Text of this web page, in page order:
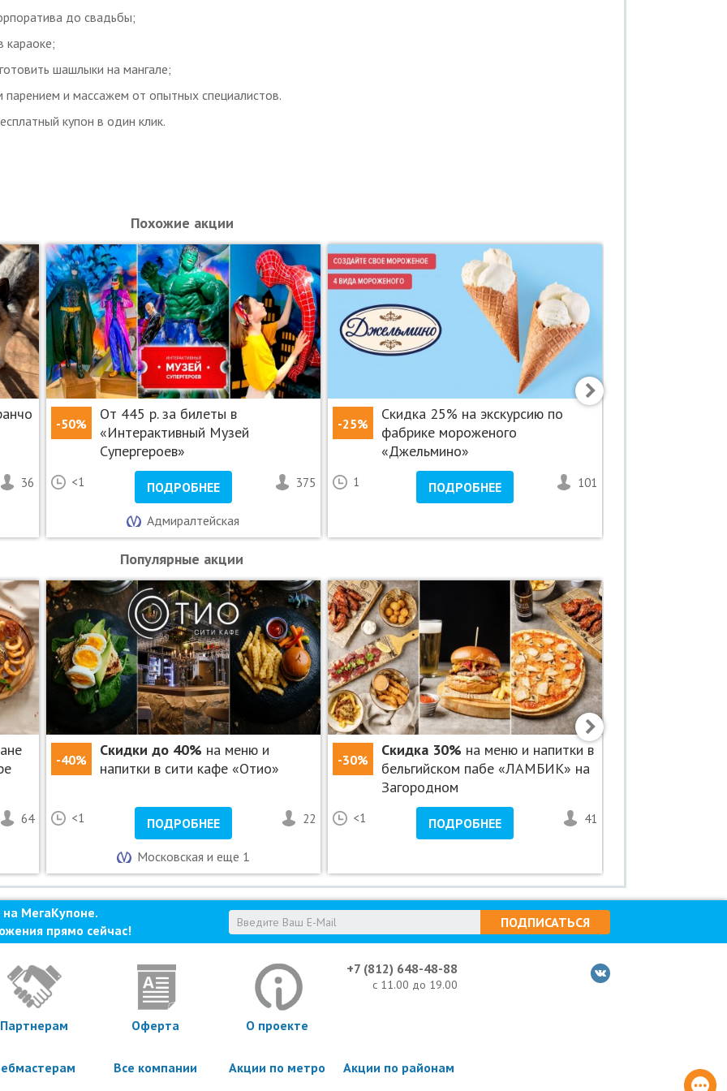
ч.
камнях и гималайской солью;
30 чел.;
человека.
данной акции.
скидками и спецпредложениями.
неиспользованный ранее купон с уникальным
виде.
«НА ВЫСОТЕ», ОГРН 1177847139744
до свадьбы;
караоке;
шашлыки на мангале;
и массажем от опытных специалистов.
купон в один клик.
Похожие акции
36
-50%
От 445 р. за билеты в
«Интерактивный Музей
Супергероев»
<1 ПОДРОБНЕЕ 375
Адмиралтейская
-25%
Cкидка 25% на экскурсию по
фабрике мороженого
«Джельмино»
1 ПОДРОБНЕЕ 101
Популярные акции
64
-40%
Скидки до 40% на меню и
напитки в сити кафе «Отио»
<1 ПОДРОБНЕЕ 22
Московская и еще 1
-30%
Скидка 30% на меню и напитки в
бельгийском пабе «ЛАМБИК» на
Загородном
<1 ПОДРОБНЕЕ 41
МегаКупоне.
прямо сейчас!
ПОДПИСАТЬСЯ
+7 (812) 648-48-88
с 11.00 до 19.00
Партнерам Оферта О проекте
Все компании Акции по метро Акции по районам